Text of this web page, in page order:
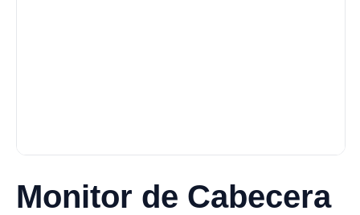
Monitor de Cabecera